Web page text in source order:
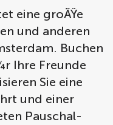
eine groÃŸe
und anderen
Buchen
Ihre Freunde
Sie eine
und einer
Pauschal-